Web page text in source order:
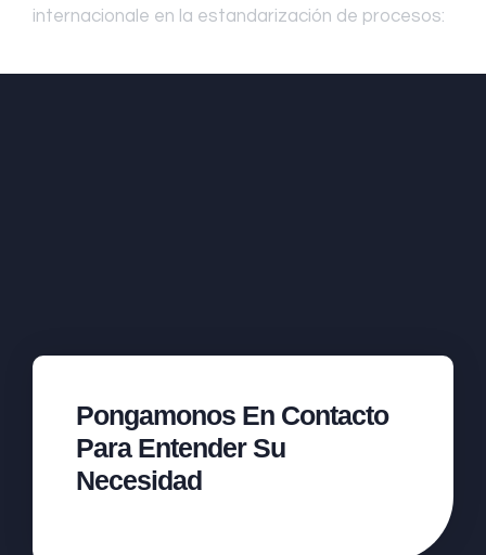
internacionale en la estandarización de procesos:
Pongamonos En Contacto
Para Entender Su
Necesidad